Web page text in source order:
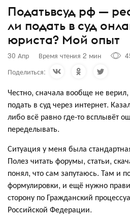
Податьвсуд рф —
ли подать в суд
юриста? Мой опыт
30 Апр Время чтения 2 мин
Поделиться:
Честно, сначала вообще не
подать в суд через интернет.
либо всё равно где-то всплывёт
переделывать.
Ситуация у меня была
Полез читать форумы, статьи,
понял, что сам запутаюсь. Там и
формулировки, и ещё нужно
сторону по Гражданский
Российской Федерации.